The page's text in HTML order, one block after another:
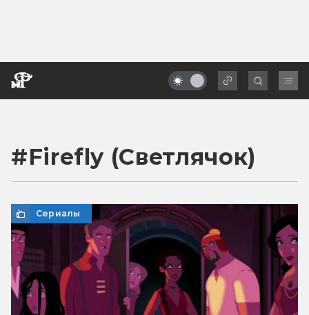
#Firefly (Светлячок)
Сериалы